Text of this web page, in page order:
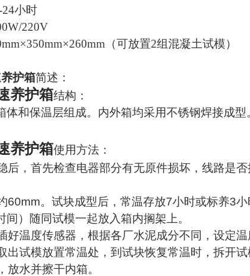
24小时
220V
（可放置2组混凝土试模）
护箱简述：
养护箱结构：
体和保温层组成。内外箱均采用不锈钢焊接成
养护箱使用方法：
后，首先检查电器部分有无原件损坏，线路是
60mm。试块成型后，常温存放7小时或标养3小
间）随同试模一起放入箱内搁架上。
好温度传感器，根据各厂水泥成分不同，设定温
出试模放置常温处，到试块恢复常温时，拆开
放水并擦干内箱。